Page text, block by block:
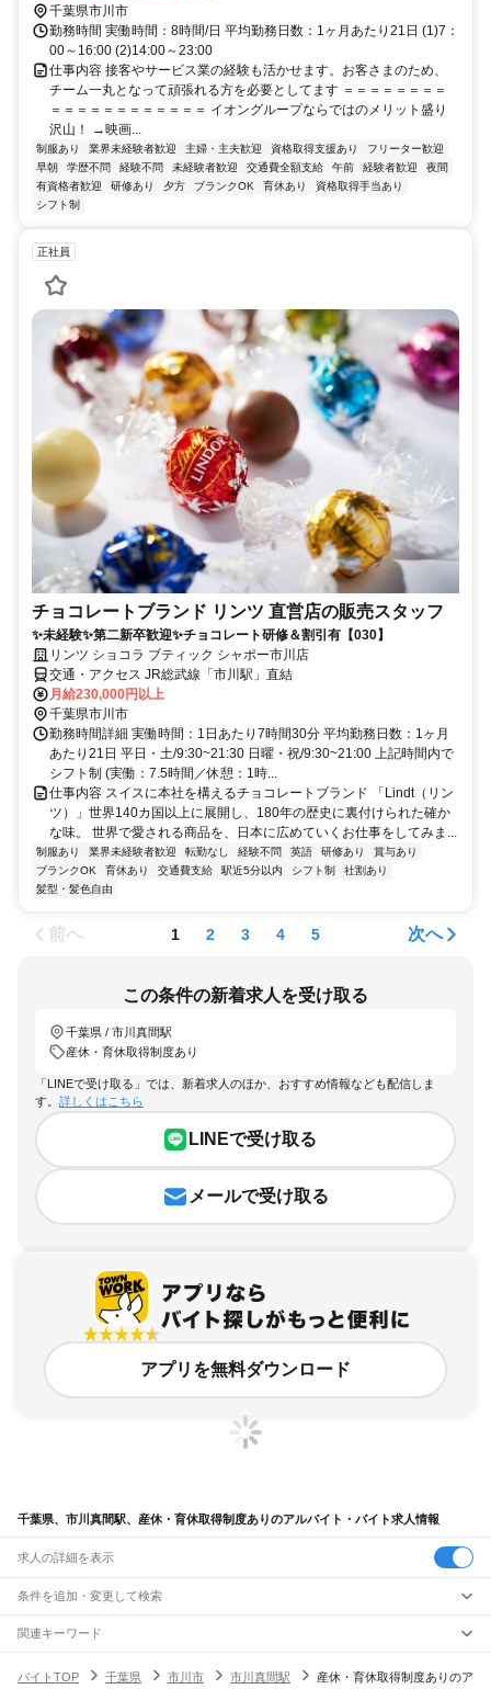
千葉県市川市
勤務時間 実働時間：8時間/日 平均勤務日数：1ヶ月あたり21日 (1)7：
00～16:00 (2)14:00～23:00
仕事内容 接客やサービス業の経験も活かせます。お客さまのため、
チーム一丸となって頑張れる方を必要としてます ＝＝＝＝＝＝＝＝
＝＝＝＝＝＝＝＝＝＝＝＝ イオングループならではのメリット盛り
沢山！ →映画...
制服あり 業界未経験者歓迎 主婦・主夫歓迎 資格取得支援あり
フリーター歓迎
早朝
学歴不問 経験不問 未経験者歓迎 交通費全額支給 午前 経験者歓迎
夜間
有資格者歓迎
研修あり 夕方 ブランクOK 育休あり
資格取得手当あり
シフト制
正社員
チョコレートブランド リンツ 直営店の販売スタッフ
✨未経験✨第二新卒歓迎✨チョコレート研修＆割引有【030】
リンツ ショコラ ブティック シャポー市川店
交通・アクセス JR総武線「市川駅」直結
月給230,000円以上
千葉県市川市
勤務時間詳細 実働時間：1日あたり7時間30分 平均勤務日数：1ヶ月
あたり21日 平日・土/9:30~21:30 日曜・祝/9:30~21:00 上記時間内で
シフト制 (実働：7.5時間／休憩：1時...
仕事内容 スイスに本社を構えるチョコレートブランド 「Lindt（リン
ツ）」世界140カ国以上に展開し、180年の歴史に裏付けられた確か
な味。 世界で愛される商品を、日本に広めていくお仕事をしてみま...
制服あり 業界未経験者歓迎 転勤なし 経験不問 英語 研修あり
賞与あり
ブランクOK
育休あり 交通費支給 駅近5分以内 シフト制
社割あり
髪型・髪色自由
前へ 1 2 3 4 5 次へ
この条件の新着求人を受け取る
千葉県 / 市川真間駅
産休・育休取得制度あり
「LINEで受け取る」では、新着求人のほか、おすすめ情報なども配信しま
す。 詳しくはこちら
LINEで受け取る
メールで受け取る
アプリを無料ダウンロード
千葉県、市川真間駅、産休・育休取得制度ありのアルバイト・バイト求人情報
求人の詳細を表示
条件を追加・変更して検索
市区町村を追加・変更
千葉県すべて
駅を追加・変更
関連キーワード
バイトTOP
千葉県 市川市 市川真間駅 産休・育休取得制度ありのア